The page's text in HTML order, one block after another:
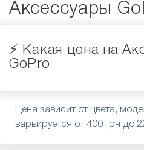
Аксессуары
⚡️ Какая цена на
GoPro
Цена зависит от цвета,